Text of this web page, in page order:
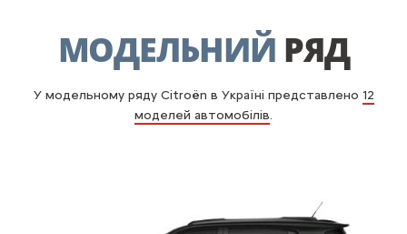
МОДЕЛЬНИЙ РЯД
У модельному ряду Citroën в Україні представлено 12
моделей автомобілів.